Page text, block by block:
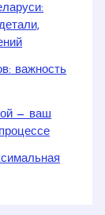
важность
— ваш